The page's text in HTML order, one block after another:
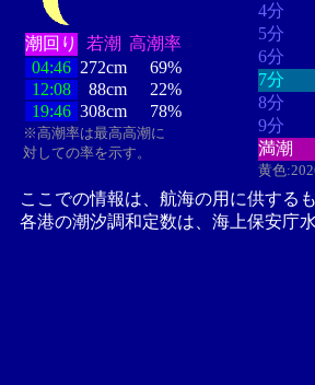
潮回り 若潮 高潮率
04:46 272cm
69%
12:08
88cm
22%
19:46 308cm 78%
※高潮率は最高高潮に
対しての率を示す。
4分
5分
6分
7分
8分
9分
満潮
黄色
ここでの情報は、航海の用に供する
各港の潮汐調和定数は、海上保安庁